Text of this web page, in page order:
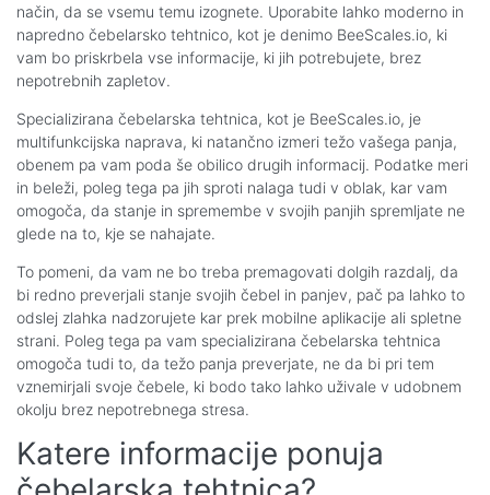
način, da se vsemu temu izognete. Uporabite lahko moderno in
napredno čebelarsko tehtnico, kot je denimo BeeScales.io, ki
vam bo priskrbela vse informacije, ki jih potrebujete, brez
nepotrebnih zapletov.
Specializirana čebelarska tehtnica, kot je BeeScales.io, je
multifunkcijska naprava, ki natančno izmeri težo vašega panja,
obenem pa vam poda še obilico drugih informacij. Podatke meri
in beleži, poleg tega pa jih sproti nalaga tudi v oblak, kar vam
omogoča, da stanje in spremembe v svojih panjih spremljate ne
glede na to, kje se nahajate.
To pomeni, da vam ne bo treba premagovati dolgih razdalj, da
bi redno preverjali stanje svojih čebel in panjev, pač pa lahko to
odslej zlahka nadzorujete kar prek mobilne aplikacije ali spletne
strani. Poleg tega pa vam specializirana čebelarska tehtnica
omogoča tudi to, da težo panja preverjate, ne da bi pri tem
vznemirjali svoje čebele, ki bodo tako lahko uživale v udobnem
okolju brez nepotrebnega stresa.
Katere informacije ponuja